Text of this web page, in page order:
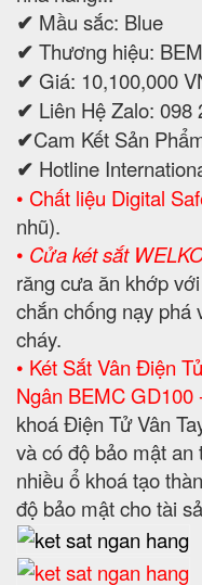
✔ Mầu sắc: Blue
✔ Thương hiệu:
✔ Giá: 10,100,000
✔ Liên Hệ Zalo: 098
✔Cam Kết Sản
✔ Hotline
• Chất liệu Digital
nhũ).
• Cửa két sắt
răng cưa ăn khớp
chắn chống nạy phá
cháy.
• Két Sắt Vân Điện
Ngân BEMC GD100
khoá Điện Tử Vân
và có độ bảo mật
nhiều ổ khoá tạo
độ bảo mật cho tài